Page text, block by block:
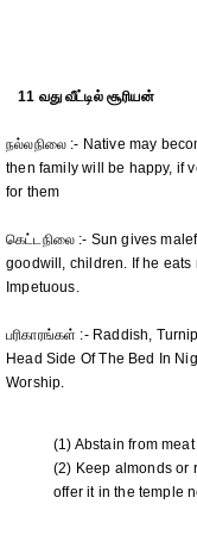
11 வது வீட்டில் சூரியன்
நல்லநிலை :- Native may
then family will be happy, if
for them
கெட்டநிலை :- Sun gives
goodwill, children. If he
Impetuous.
பரிகாரங்கள் :- Raddish,
Head Side Of The Bed In
Worship.
(1) Abstain from
(2) Keep almonds or
offer it in the temple